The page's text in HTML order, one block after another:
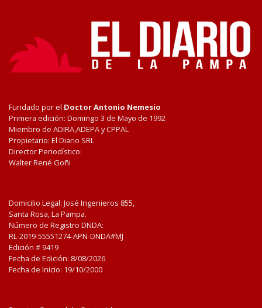
Fundado por el Doctor Antonio Nemesio
Primera edición: Domingo 3 de Mayo de 1992
Miembro de ADIRA,ADEPA y CPPAL
Propietario: El Diario SRL
Director Periodístico:
Walter René Goñi
Domicilio Legal: José Ingenieros 855,
Santa Rosa, La Pampa.
Número de Registro DNDA:
RL-2019-55551274-APN-DNDA#MJ
Edición # 9419
Fecha de Edición: 8/08/2026
Fecha de Inicio: 19/10/2000